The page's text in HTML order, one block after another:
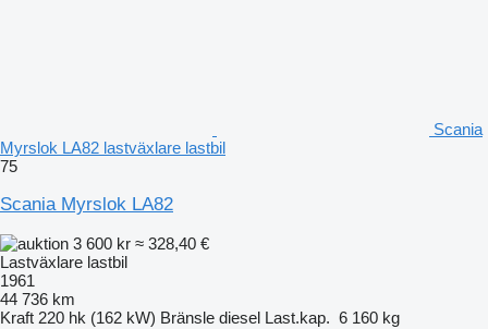
Scania
Myrslok LA82 lastväxlare lastbil
75
Scania Myrslok LA82
3 600 kr ≈ 328,40 €
Lastväxlare lastbil
1961
44 736 km
Kraft 220 hk (162 kW) Bränsle diesel Last.kap. 6 160 kg